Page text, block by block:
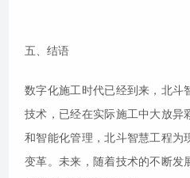
五、结语
数字化施工时代已经到来，北斗
技术，已经在实际施工中大放异
和智能化管理，北斗智慧工程为
变革。未来，随着技术的不断发